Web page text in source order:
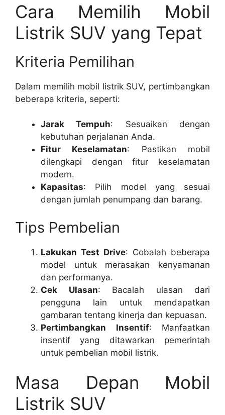
Cara Memilih Mobil
Listrik SUV yang Tepat
Kriteria Pemilihan
Dalam memilih mobil listrik SUV, pertimbangkan
beberapa kriteria, seperti:
Jarak Tempuh: Sesuaikan dengan
kebutuhan perjalanan Anda.
Fitur Keselamatan: Pastikan mobil
dilengkapi dengan fitur keselamatan
modern.
Kapasitas: Pilih model yang sesuai
dengan jumlah penumpang dan barang.
Tips Pembelian
Lakukan Test Drive: Cobalah beberapa
model untuk merasakan kenyamanan
dan performanya.
Cek Ulasan: Bacalah ulasan dari
pengguna lain untuk mendapatkan
gambaran tentang kinerja dan kepuasan.
Pertimbangkan Insentif: Manfaatkan
insentif yang ditawarkan pemerintah
untuk pembelian mobil listrik.
Masa Depan Mobil
Listrik SUV